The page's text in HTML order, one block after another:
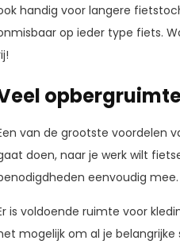
handig voor langere
op ieder type fiets.
van de grootste voordelen
doen, naar je werk wilt
eenvoudig mee.
is voldoende ruimte voor
mogelijk om al je